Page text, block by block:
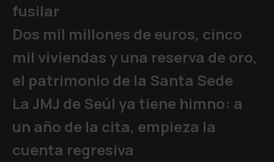
fusilar
Dos mil millones de euros, cinco
mil viviendas y una reserva de oro,
el patrimonio de la Santa Sede
La JMJ de Seúl ya tiene himno: a
un año de la cita, empieza la
cuenta regresiva